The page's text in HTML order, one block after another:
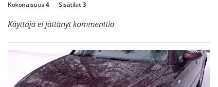
Kokonaisuus4 Sisätilat3
Käyttäjä ei jättänyt kommenttia